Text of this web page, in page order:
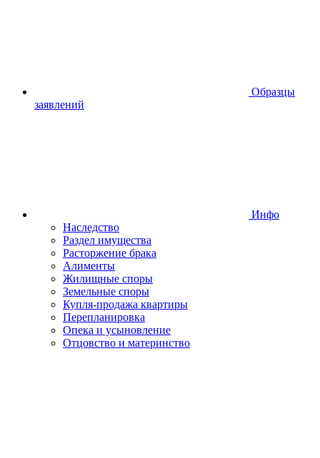
Образцы
заявлений
Инфо
Наследство
Раздел имущества
Расторжение брака
Алименты
Жилищные споры
Земельные споры
Купля-продажа квартиры
Перепланировка
Опека и усыновление
Отцовство и материнство